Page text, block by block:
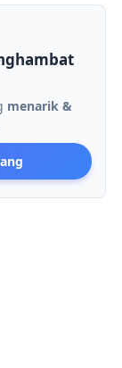
menarik &